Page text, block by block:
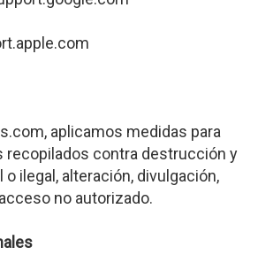
aplicamos medidas para
recopilados contra destrucción y
ilegal, alteración, divulgación,
no autorizado.